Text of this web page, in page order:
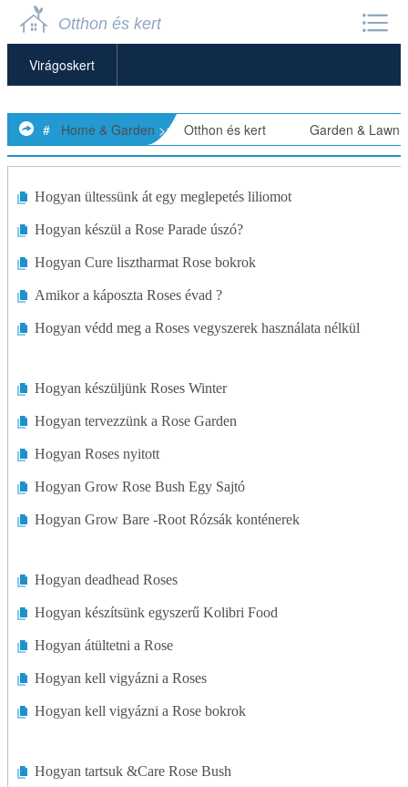
Otthon és kert
Virágoskert
Kerti Törpék
Kerti Magok
Kerti Tárolók
Kerti Szobrok
Fű Növesztése
Gyep Alapjai
Gyep Karbantartás
Gyep Díszek
Gyep Ültetés
Sziklakert
# Home & Garden >> Otthon és kert Garden & Lawn
Hogyan ültessünk át egy meglepetés liliomot
Hogyan készül a Rose Parade úszó?
Hogyan Cure lisztharmat Rose bokrok
Amikor a káposzta Roses évad ?
Hogyan védd meg a Roses vegyszerek használata nélkül
Hogyan készüljünk Roses Winter
Hogyan tervezzünk a Rose Garden
Hogyan Roses nyitott
Hogyan Grow Rose Bush Egy Sajtó
Hogyan Grow Bare -Root Rózsák konténerek
Hogyan deadhead Roses
Hogyan készítsünk egyszerű Kolibri Food
Hogyan átültetni a Rose
Hogyan kell vigyázni a Roses
Hogyan kell vigyázni a Rose bokrok
Hogyan tartsuk &Care Rose Bush